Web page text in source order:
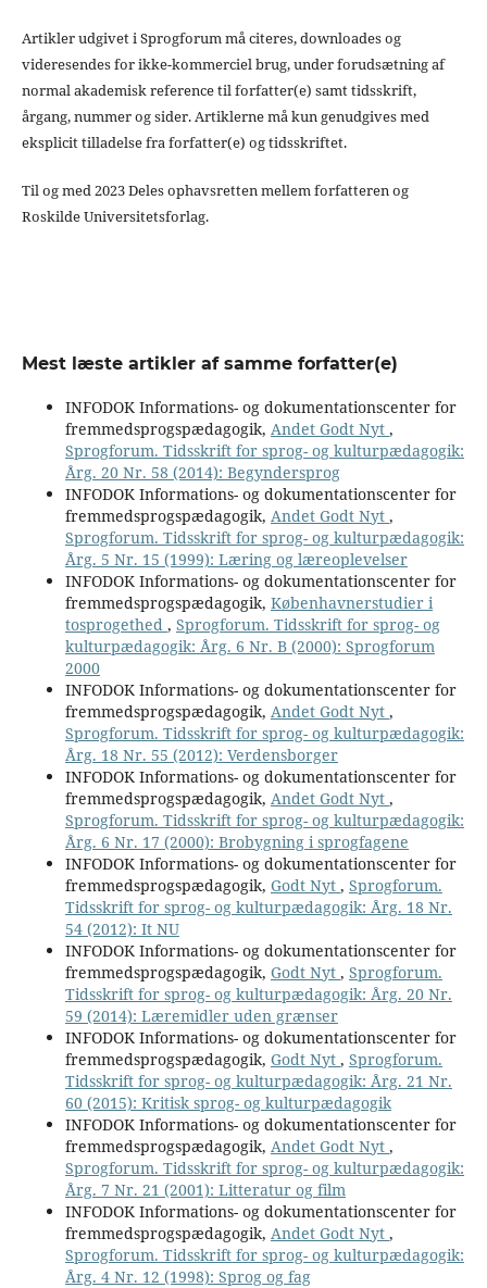
Artikler udgivet i Sprogforum må citeres, downloades og
videresendes for ikke-kommerciel brug, under forudsætning af
normal akademisk reference til forfatter(e) samt tidsskrift,
årgang, nummer og sider. Artiklerne må kun genudgives med
eksplicit tilladelse fra forfatter(e) og tidsskriftet.
Til og med 2023 Deles ophavsretten mellem forfatteren og
Roskilde Universitetsforlag.
Mest læste artikler af samme forfatter(e)
INFODOK Informations- og dokumentationscenter for
fremmedsprogspædagogik, Andet Godt Nyt ,
Sprogforum. Tidsskrift for sprog- og kulturpædagogik:
Årg. 20 Nr. 58 (2014): Begyndersprog
INFODOK Informations- og dokumentationscenter for
fremmedsprogspædagogik, Andet Godt Nyt ,
Sprogforum. Tidsskrift for sprog- og kulturpædagogik:
Årg. 5 Nr. 15 (1999): Læring og læreoplevelser
INFODOK Informations- og dokumentationscenter for
fremmedsprogspædagogik, Københavnerstudier i
tosprogethed , Sprogforum. Tidsskrift for sprog- og
kulturpædagogik: Årg. 6 Nr. B (2000): Sprogforum
2000
INFODOK Informations- og dokumentationscenter for
fremmedsprogspædagogik, Andet Godt Nyt ,
Sprogforum. Tidsskrift for sprog- og kulturpædagogik:
Årg. 18 Nr. 55 (2012): Verdensborger
INFODOK Informations- og dokumentationscenter for
fremmedsprogspædagogik, Andet Godt Nyt ,
Sprogforum. Tidsskrift for sprog- og kulturpædagogik:
Årg. 6 Nr. 17 (2000): Brobygning i sprogfagene
INFODOK Informations- og dokumentationscenter for
fremmedsprogspædagogik, Godt Nyt , Sprogforum.
Tidsskrift for sprog- og kulturpædagogik: Årg. 18 Nr.
54 (2012): It NU
INFODOK Informations- og dokumentationscenter for
fremmedsprogspædagogik, Godt Nyt , Sprogforum.
Tidsskrift for sprog- og kulturpædagogik: Årg. 20 Nr.
59 (2014): Læremidler uden grænser
INFODOK Informations- og dokumentationscenter for
fremmedsprogspædagogik, Godt Nyt , Sprogforum.
Tidsskrift for sprog- og kulturpædagogik: Årg. 21 Nr.
60 (2015): Kritisk sprog- og kulturpædagogik
INFODOK Informations- og dokumentationscenter for
fremmedsprogspædagogik, Andet Godt Nyt ,
Sprogforum. Tidsskrift for sprog- og kulturpædagogik:
Årg. 7 Nr. 21 (2001): Litteratur og film
INFODOK Informations- og dokumentationscenter for
fremmedsprogspædagogik, Andet Godt Nyt ,
Sprogforum. Tidsskrift for sprog- og kulturpædagogik:
Årg. 4 Nr. 12 (1998): Sprog og fag